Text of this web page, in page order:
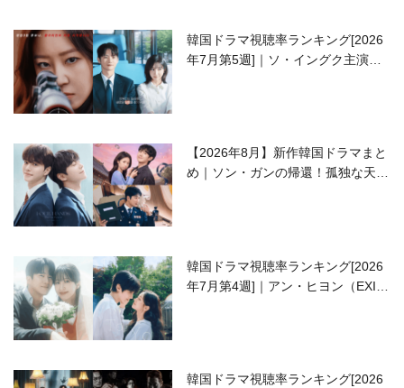
韓国ドラマ視聴率ランキング[2026
年7月第5週]｜ソ・イングク主演の
【2026年8月】新作韓国ドラマまと
め｜ソン・ガンの帰還！孤独な天才
韓国ドラマ視聴率ランキング[2026
年7月第4週]｜アン・ヒヨン（EXID
韓国ドラマ視聴率ランキング[2026